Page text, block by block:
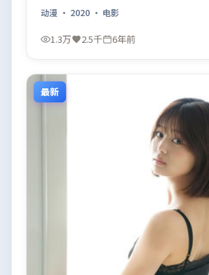
动漫 · 2020 · 电影
1.3万 2.5千 6年前
最新